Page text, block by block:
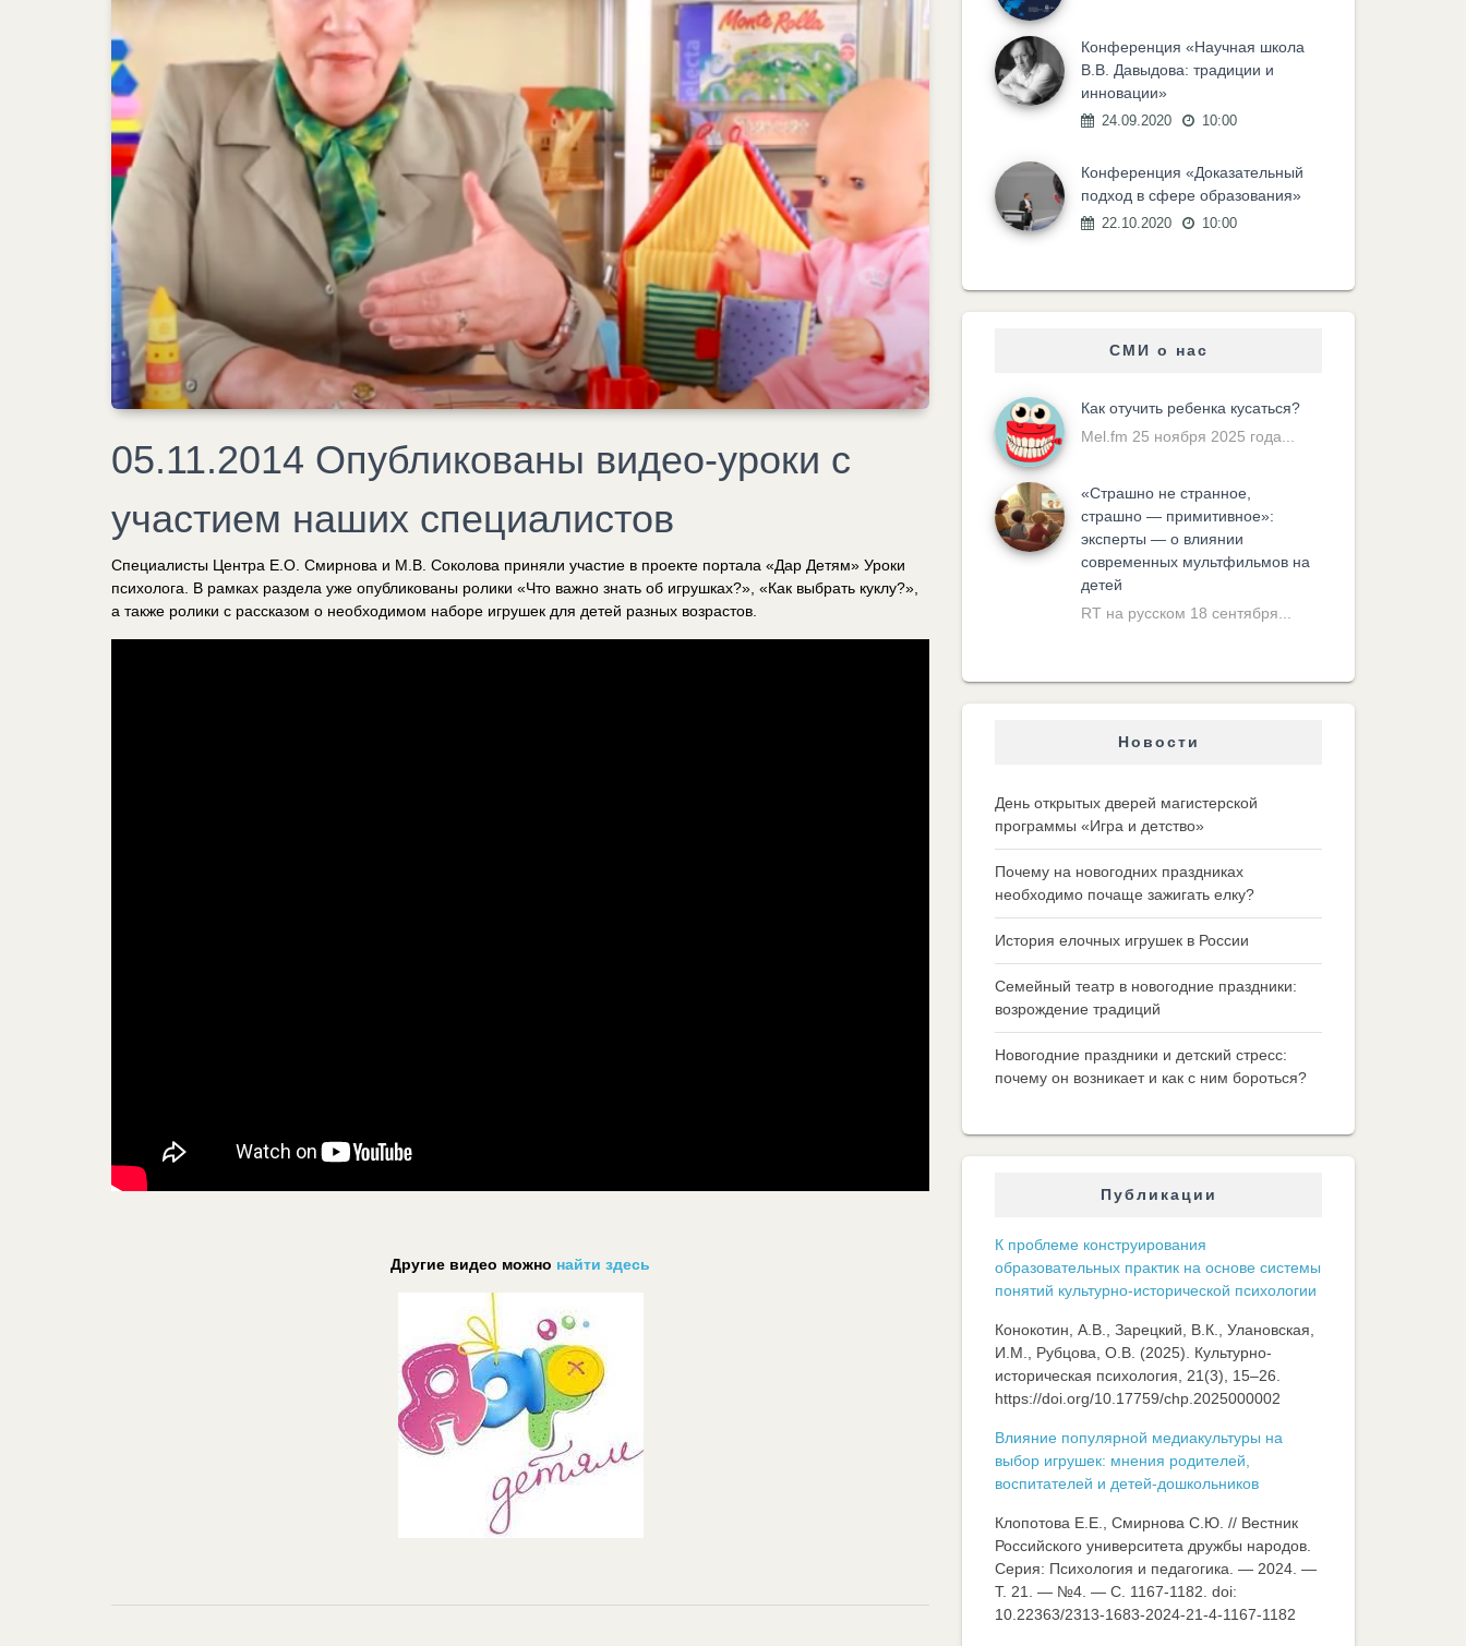
05.11.2014 Опубликованы видео-уроки с
участием наших специалистов
Специалисты Центра Е.О. Смирнова и М.В. Соколова приняли участие в проекте портала «Дар Детям» Уроки
психолога. В рамках раздела уже опубликованы ролики «Что важно знать об игрушках?», «Как выбрать куклу?»,
а также ролики с рассказом о необходимом наборе игрушек для детей разных возрастов.
Другие видео можно найти здесь
Конференция «Научная школа
В.В. Давыдова: традиции и
инновации»
24.09.2020 10:00
Конференция «Доказательный
подход в сфере образования»
22.10.2020 10:00
СМИ о нас
Как отучить ребенка кусаться?
Mel.fm 25 ноября 2025 года...
«Cтрашно не странное,
страшно — примитивное»:
эксперты — о влиянии
современных мультфильмов на
детей
RT на русском 18 сентября...
Новости
День открытых дверей магистерской
программы «Игра и детство»
Почему на новогодних праздниках
необходимо почаще зажигать елку?
История елочных игрушек в России
Семейный театр в новогодние праздники:
возрождение традиций
Новогодние праздники и детский стресс:
почему он возникает и как с ним бороться?
Публикации
К проблеме конструирования
образовательных практик на основе системы
понятий культурно-исторической психологии
Конокотин, А.В., Зарецкий, В.К., Улановская,
И.М., Рубцова, О.В. (2025). Культурно-
историческая психология, 21(3), 15–26.
https://doi.org/10.17759/chp.2025000002
Влияние популярной медиакультуры на
выбор игрушек: мнения родителей,
воспитателей и детей-дошкольников
Клопотова Е.Е., Смирнова С.Ю. // Вестник
Российского университета дружбы народов.
Серия: Психология и педагогика. — 2024. —
Т. 21. — №4. — C. 1167-1182. doi:
10.22363/2313-1683-2024-21-4-1167-1182